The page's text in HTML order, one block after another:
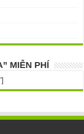
MIỄN PHÍ